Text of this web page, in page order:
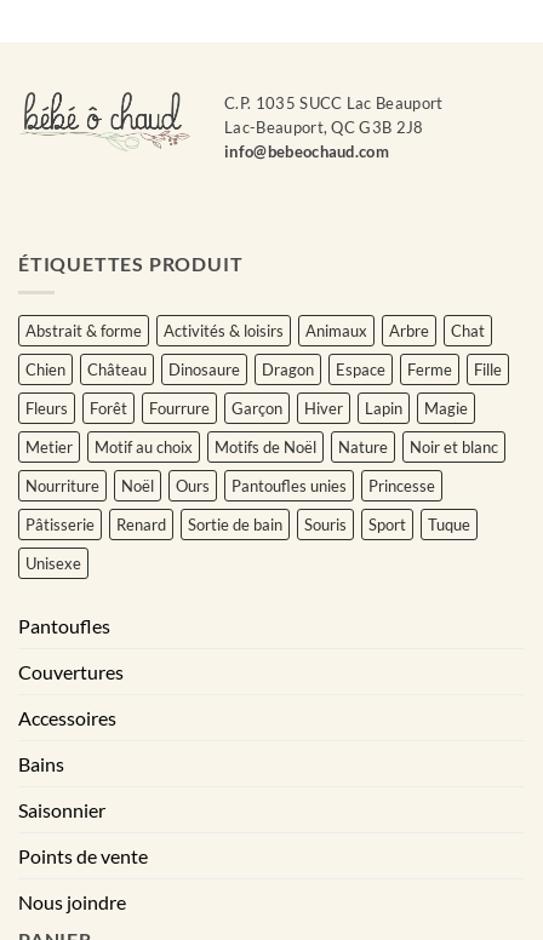
C.P. 1035 SUCC Lac Beauport
Lac-Beauport, QC G3B 2J8
info@bebeochaud.com
ÉTIQUETTES PRODUIT
Abstrait & forme Activités & loisirs Animaux Arbre
Chat
Chien
Château Dinosaure Dragon Espace Ferme
Fille
Fleurs
Forêt Fourrure Garçon Hiver Lapin
Magie
Metier
Motif au choix Motifs de Noël Nature
Noir et blanc
Nourriture
Noël Ours Pantoufles unies
Princesse
Pâtisserie
Renard Sortie de bain Souris Sport
Tuque
Unisexe
Pantoufles
Couvertures
Accessoires
Bains
Saisonnier
Points de vente
Nous joindre